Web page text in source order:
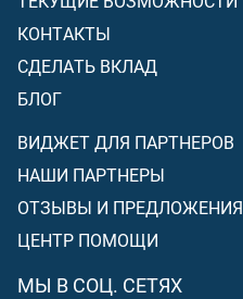
КОНТАКТЫ
СДЕЛАТЬ ВКЛАД
БЛОГ
ВИДЖЕТ ДЛЯ ПАРТНЕРОВ
НАШИ ПАРТНЕРЫ
ОТЗЫВЫ И ПРЕДЛОЖЕНИЯ
ЦЕНТР ПОМОЩИ
МЫ В СОЦ. СЕТЯХ